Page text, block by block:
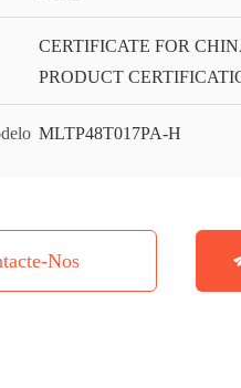
CERTIFICATE FOR
PRODUCT
MLTP48T017PA-H
Nos